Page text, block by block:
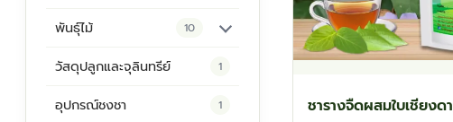
พันธุ์ไม้ 10
ต้นพันธุ์สมุนไพร 5
วัสดุปลูกและจุลินทรีย์ 1
อุปกรณ์ชงชา 1 ชารางจืดผสมใบเชียงดา